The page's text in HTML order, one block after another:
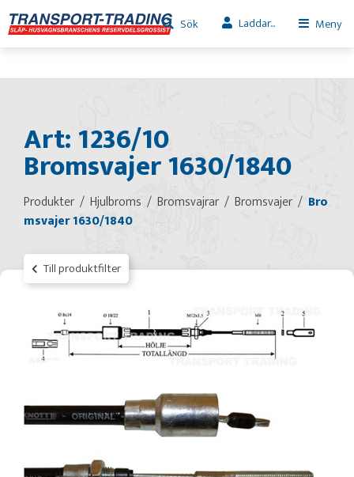
Sök Laddar... Meny
Art: 1236/10
Bromsvajer 1630/1840
Produkter Hjulbroms Bromsvajrar Bromsvajer
Bro
msvajer 1630/1840
Till produktfilter